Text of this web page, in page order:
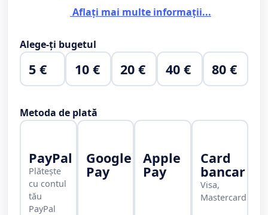
Aflați mai multe informații...
Alege-ți bugetul
5 € 10 € 20 € 40 € 80 €
Metoda de plată
PayPal
Plătește
cu contul
tău
PayPal
Google
Pay
Apple
Pay
Card
bancar
Visa,
Mastercard